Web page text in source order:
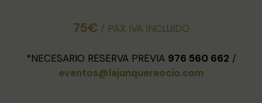
75€ / PAX IVA INCLUIDO
*NECESARIO RESERVA PREVIA 976 560 662 /
eventos@lajunqueraocio.com